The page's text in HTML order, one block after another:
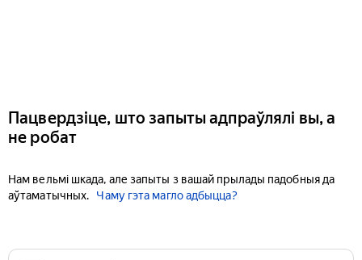
Пацвердзіце, што запыты адпраўлялі вы, а
не робат
Нам вельмі шкада, але запыты з вашай прылады падобныя да
аўтаматычных.
Чаму гэта магло адбыцца?